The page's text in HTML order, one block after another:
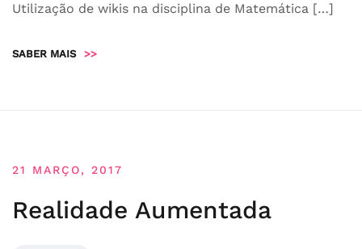
Utilização de wikis na disciplina de Matemática […]
SABER MAIS >>
21 MARÇO, 2017
Realidade Aumentada